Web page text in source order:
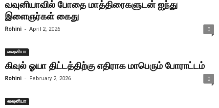
வவுனியாவில் போதை மாத்திரைகளுடன் ஐந்து
இளைஞர்கள் கைது
Rohini - April 2, 2026 0
வவுனியா
கிவுல் ஓயா திட்டத்திற்கு எதிராக மாபெரும் போராட்டம்
Rohini - February 2, 2026 0
வவுனியா